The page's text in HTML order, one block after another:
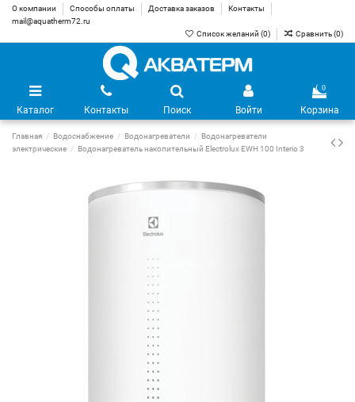
О компании Способы оплаты Доставка заказов
Контакты
mail@aquatherm72.ru
Список желаний (0) Сравнить (0)
Каталог Контакты Поиск Войти
0
Корзина
Главная Водоснабжение Водонагреватели
Водонагреватели
электрические
Водонагреватель накопительный Electrolux EWH 100 Interio 3